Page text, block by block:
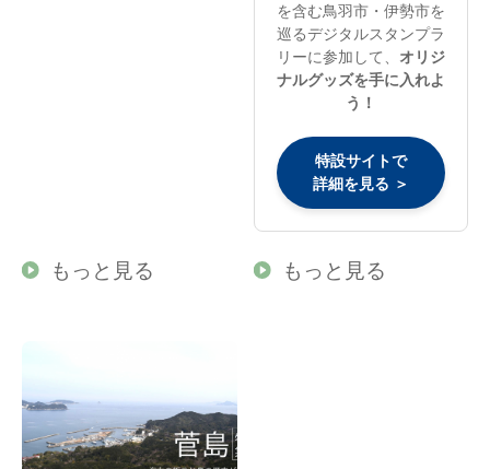
もっと見る
を含む鳥羽市・伊勢市を
巡るデジタルスタンプラ
リーに参加して、 オリジ
ナルグッズを手に入れよ
う！
特設サイトで
詳細を見る ＞
もっと見る